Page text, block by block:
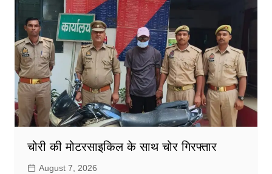
चोरी की मोटरसाइकिल के साथ चोर गिरफ्तार
August 7, 2026